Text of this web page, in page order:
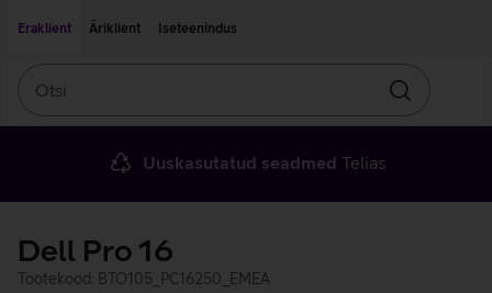
Eraklient
Äriklient Iseteenindus
Otsin
Uuskasutatud seadmed Telias
Dell Pro 16
Tootekood: BTO105_PC16250_EMEA